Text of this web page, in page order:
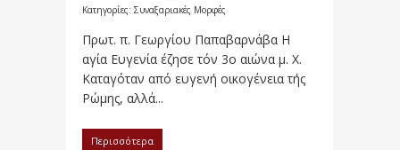
Κατηγορίες: Συναξαριακές Μορφές
Πρωτ. π. Γεωργίου Παπαβαρνάβα Η
αγία Ευγενία έζησε τόν 3ο αιώνα μ. Χ.
Καταγόταν από ευγενή οικογένεια τής
Ρώμης, αλλά...
Περισσότερα